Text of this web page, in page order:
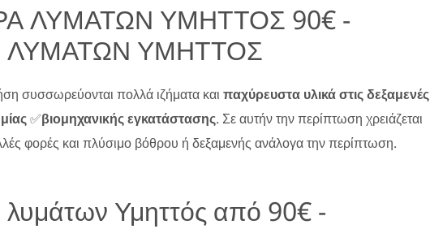
ΛΥΜΑΤΩΝ ΥΜΗΤΤΟΣ 90€ -
ΛΥΜΑΤΩΝ ΥΜΗΤΤΟΣ
συσσωρεύονται πολλά ιζήματα και παχύρευστα υλικά στις δεξαμενές
✅βιομηχανικής εγκατάστασης. Σε αυτήν την περίπτωση χρειάζεται
φορές και πλύσιμο βόθρου ή δεξαμενής ανάλογα την περίπτωση.
Υμηττός από 90€ -